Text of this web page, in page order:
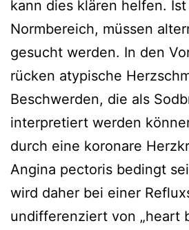
kann dies klären helfen. Ist
Normbereich, müssen
gesucht werden. In den
rücken atypische
Beschwerden, die als
interpretiert werden
durch eine koronare
Angina pectoris bedingt
wird daher bei einer
undifferenziert von „heart